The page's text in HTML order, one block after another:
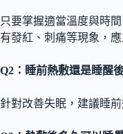
只要掌握適當溫度與時
有發紅、刺痛等現象，應
Q2 ：睡前熱敷還是睡醒
針對改善失眠，建議睡